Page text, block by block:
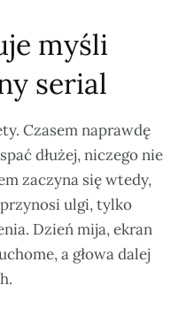
myśli
serial
Czasem naprawdę
dłużej, niczego nie
zaczyna się wtedy,
ulgi, tylko
Dzień mija, ekran
a głowa dalej